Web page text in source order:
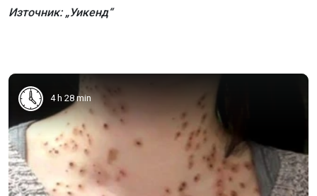
Източник: „Уикенд“
4 h 28 min